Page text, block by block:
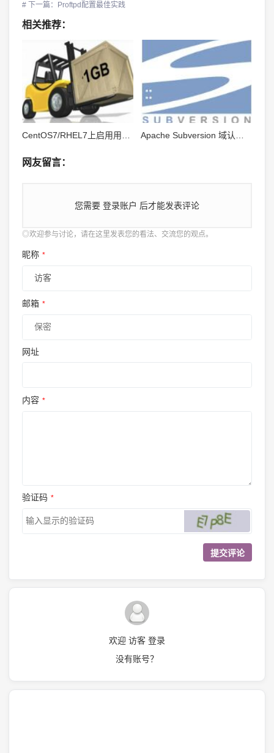
# 下一篇：Proftpd配置最佳实践
相关推荐：
CentOS7/RHEL7上启用用户和组磁盘配额 Apache Subversion 域认证与分库权限
网友留言：
您需要 登录账户 后才能发表评论
◎欢迎参与讨论，请在这里发表您的看法、交流您的观点。
昵称 *
邮箱 *
网址
内容 *
验证码 *
欢迎 访客 登录
没有账号？